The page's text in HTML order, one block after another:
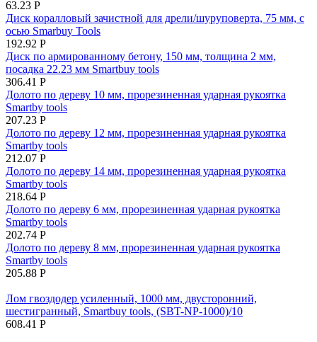
63.23 Р
Диск коралловый зачистной для дрели/шуруповерта, 75 мм, с
осью Smarbuy Tools
192.92 Р
Диск по армированному бетону, 150 мм, толщина 2 мм,
посадка 22.23 мм Smartbuy tools
306.41 Р
Долото по дереву 10 мм, прорезиненная ударная рукоятка
Smartby tools
207.23 Р
Долото по дереву 12 мм, прорезиненная ударная рукоятка
Smartby tools
212.07 Р
Долото по дереву 14 мм, прорезиненная ударная рукоятка
Smartby tools
218.64 Р
Долото по дереву 6 мм, прорезиненная ударная рукоятка
Smartby tools
202.74 Р
Долото по дереву 8 мм, прорезиненная ударная рукоятка
Smartby tools
205.88 Р
Лом гвоздодер усиленный, 1000 мм, двусторонний,
шестигранный, Smartbuy tools, (SBT-NP-1000)/10
608.41 Р